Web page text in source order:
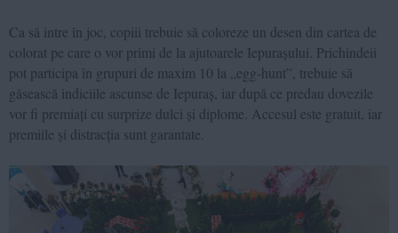
Ca să intre în joc, copiii trebuie să coloreze un desen din cartea de
colorat pe care o vor primi de la ajutoarele Iepurașului. Prichindeii
pot participa în grupuri de maxim 10 la „egg-hunt”, trebuie să
găsească indiciile ascunse de Iepuraș, iar după ce predau dovezile
vor fi premiați cu surprize dulci și diplome. Accesul este gratuit, iar
premiile și distracția sunt garantate.